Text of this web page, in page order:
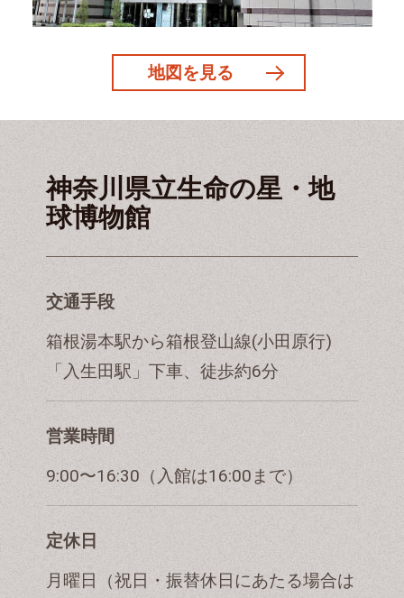
地図を見る
神奈川県立生命の星・地
球博物館
交通手段
箱根湯本駅から箱根登山線(小田原行)
「入生田駅」下車、徒歩約6分
営業時間
9:00〜16:30（入館は16:00まで）
定休日
月曜日（祝日・振替休日にあたる場合は